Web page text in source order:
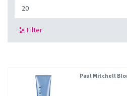
Filter
Paul Mitchell